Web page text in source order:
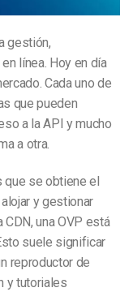
gestión,
línea. Hoy en día
Cada uno de
que pueden
a la API y mucho
a otra.
que se obtiene el
y gestionar
una OVP está
suele significar
reproductor de
y tutoriales